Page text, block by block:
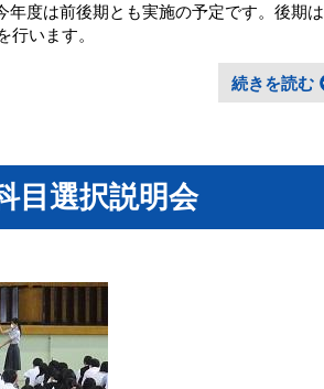
年度は前後期とも実施の予定です。後期は
行います。
続きを読む
目選択説明会